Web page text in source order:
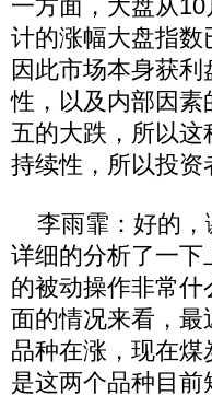
一方面，大盘从
计的涨幅大盘指
因此市场本身获
性，以及内部因
五的大跌，所以
持续性，所以投
李雨霏：好的，
详细的分析了一
的被动操作非常
面的情况来看，
品种在涨，现在
是这两个品种目